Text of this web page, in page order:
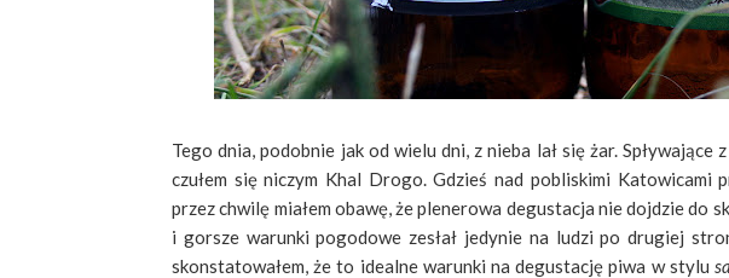
Tego dnia, podobnie jak od wielu dni, z nieba lał się żar.
czułem się niczym Khal Drogo. Gdzieś nad pobliskimi Katowicami
przez chwilę miałem obawę, że plenerowa degustacja nie dojdzie do
i gorsze warunki pogodowe zesłał jedynie na ludzi po drugiej
skonstatowałem, że to idealne warunki na degustację piwa w stylu